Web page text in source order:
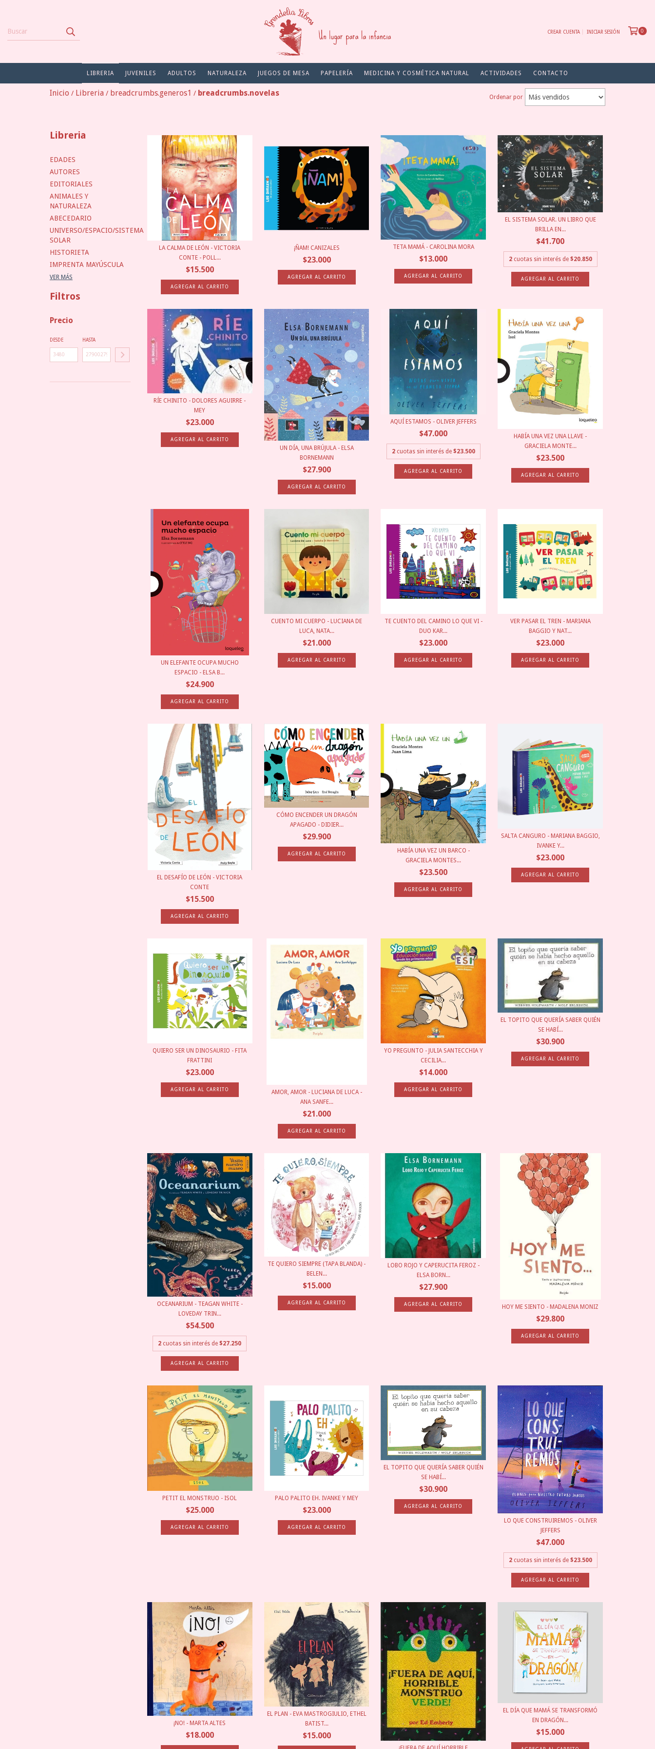
CREAR CUENTA INICIAR SESIÓN 0
LIBRERIA JUVENILES ADULTOS NATURALEZA JUEGOS DE MESA PAPELERÍA MEDICINA Y COSMÉTICA NATURAL ACTIVIDADES CONTACTO
Inicio / Libreria / breadcrumbs.generos1 / breadcrumbs.novelas Ordenar por
Libreria
EDADES
AUTORES
EDITORIALES
ANIMALES Y
NATURALEZA
ABECEDARIO
UNIVERSO/ESPACIO/SISTEMA
SOLAR
HISTORIETA
IMPRENTA MAYÚSCULA
VER MÁS
Filtros
Precio
DESDE HASTA
LA CALMA DE LEÓN - VICTORIA
CONTE - POLL...
$15.500
¡ÑAM! CANIZALES
$23.000
TETA MAMÁ - CAROLINA MORA
$13.000
EL SISTEMA SOLAR. UN LIBRO QUE
BRILLA EN...
$41.700
2 cuotas sin interés de $20.850
RÍE CHINITO - DOLORES AGUIRRE -
MEY
$23.000
UN DÍA, UNA BRÚJULA - ELSA
BORNEMANN
$27.900
AQUÍ ESTAMOS - OLIVER JEFFERS
$47.000
2 cuotas sin interés de $23.500
HABÍA UNA VEZ UNA LLAVE -
GRACIELA MONTE...
$23.500
UN ELEFANTE OCUPA MUCHO
ESPACIO - ELSA B...
$24.900
CUENTO MI CUERPO - LUCIANA DE
LUCA, NATA...
$21.000
TE CUENTO DEL CAMINO LO QUE VI -
DUO KAR...
$23.000
VER PASAR EL TREN - MARIANA
BAGGIO Y NAT...
$23.000
EL DESAFÍO DE LEÓN - VICTORIA
CONTE
$15.500
CÓMO ENCENDER UN DRAGÓN
APAGADO - DIDIER...
$29.900
HABÍA UNA VEZ UN BARCO -
GRACIELA MONTES...
$23.500
SALTA CANGURO - MARIANA BAGGIO,
IVANKE Y...
$23.000
QUIERO SER UN DINOSAURIO - FITA
FRATTINI
$23.000
AMOR, AMOR - LUCIANA DE LUCA -
ANA SANFE...
$21.000
YO PREGUNTO - JULIA SANTECCHIA Y
CECILIA...
$14.000
EL TOPITO QUE QUERÍA SABER QUIÉN
SE HABÍ...
$30.900
OCEANARIUM - TEAGAN WHITE -
LOVEDAY TRIN...
$54.500
2 cuotas sin interés de$27.250
TE QUIERO SIEMPRE (TAPA BLANDA) -
BELEN...
$15.000
LOBO ROJO Y CAPERUCITA FEROZ -
ELSA BORN...
$27.900
HOY ME SIENTO - MADALENA MONIZ
$29.800
PETIT EL MONSTRUO - ISOL
$25.000
PALO PALITO EH. IVANKE Y MEY
$23.000
EL TOPITO QUE QUERÍA SABER QUIÉN
SE HABÍ...
$30.900
LO QUE CONSTRUIREMOS - OLIVER
JEFFERS
$47.000
2 cuotas sin interés de $23.500
¡NO! - MARTA ALTES
$18.000
EL PLAN - EVA MASTROGIULIO, ETHEL
BATIST...
$15.000
EL DÍA QUE MAMÁ SE TRANSFORMÓ
EN DRAGÓN...
$15.000